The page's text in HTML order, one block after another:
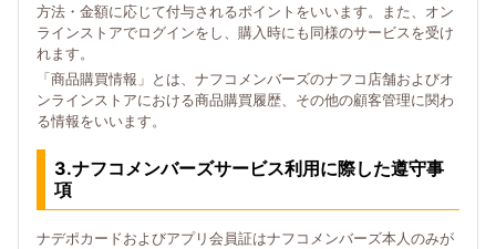
方法・金額に応じて付与されるポイントをいいます。また、オン
ラインストアでログインをし、購入時にも同様のサービスを受け
れます。
「商品購買情報」とは、ナフコメンバーズのナフコ店舗およびオ
ンラインストアにおける商品購買履歴、その他の顧客管理に関わ
る情報をいいます。
3.ナフコメンバーズサービス利用に際した遵守事
項
ナデポカードおよびアプリ会員証はナフコメンバーズ本人のみが